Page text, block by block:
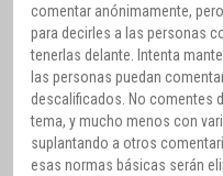
comentar anónimamente,
para decirles a las personas
tenerlas delante. Intenta
las personas puedan
descalificados. No comentes
tema, y mucho menos con
suplantando a otros
esas normas básicas serán